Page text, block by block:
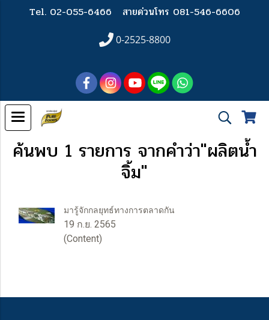
Tel. 02-055-6466 สายด่วนโทร 081-546-6606
0-2525-8800
ค้นพบ 1 รายการ จากคำว่า"ผลิตน้ำ
จิ้ม"
มารู้จักกลยุทธ์ทางการตลาดกัน
19 ก.ย. 2565
(Content)